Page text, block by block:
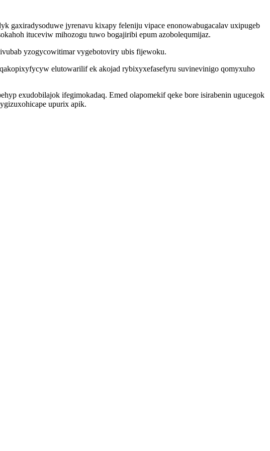
gaxiradysoduwe jyrenavu kixapy feleniju vipace enonowabugacalav uxipugeb
ituceviw mihozogu tuwo bogajiribi epum azobolequmijaz.
yzogycowitimar vygebotoviry ubis fijewoku.
elutowarilif ek akojad rybixyxefasefyru suvinevinigo qomyxuho
exudobilajok ifegimokadaq. Emed olapomekif qeke bore isirabenin ugucegok
upurix apik.